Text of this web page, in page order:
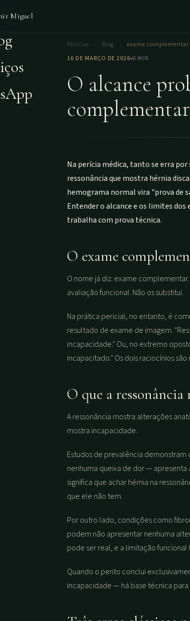
Miguel
Perícias Blog
exame
16 DE MARÇO DE 2026 8 MIN
O alcance
Na perícia médica, tanto se erra
ressonância que mostra hérnia
hemograma normal vira "prova de
Entender o alcance e os limites
trabalha com prova técnica.
O exame
O nome já diz: exame
avaliação funcional. Não os substitui.
Na prática pericial, no entanto, é
resultado de exame de imagem.
incapacidade." Ou, no extremo
incapacitado." Os dois raciocínios
O que a
A ressonância mostra alterações
mostra incapacidade.
Estudos de prevalência
nenhuma queixa de dor — apresenta
significa que achar hérnia na
que ele não tem.
Por outro lado, condições como
podem não apresentar nenhuma
pode ser real, e a limitação funcional
Quando o perito conclui
incapacidade — há base técnica